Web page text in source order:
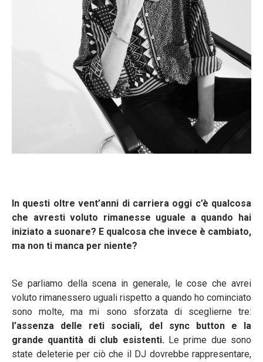
In questi oltre vent’anni di carriera oggi c’è qualcosa
che avresti voluto rimanesse uguale a quando hai
iniziato a suonare? E qualcosa che invece è cambiato,
ma non ti manca per niente?
Se parliamo della scena in generale, le cose che avrei
voluto rimanessero uguali rispetto a quando ho cominciato
sono molte, ma mi sono sforzata di sceglierne tre:
l’assenza delle reti sociali, del sync button e la
grande quantità di club esistenti. Le prime due sono
state deleterie per ciò che il DJ dovrebbe rappresentare,